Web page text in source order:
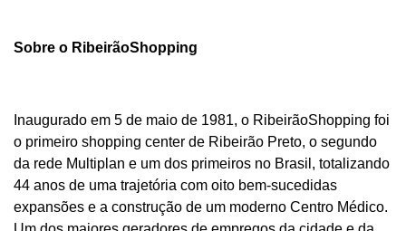
Sobre o RibeirãoShopping
Inaugurado em 5 de maio de 1981, o RibeirãoShopping foi
o primeiro shopping center de Ribeirão Preto, o segundo
da rede Multiplan e um dos primeiros no Brasil, totalizando
44 anos de uma trajetória com oito bem-sucedidas
expansões e a construção de um moderno Centro Médico.